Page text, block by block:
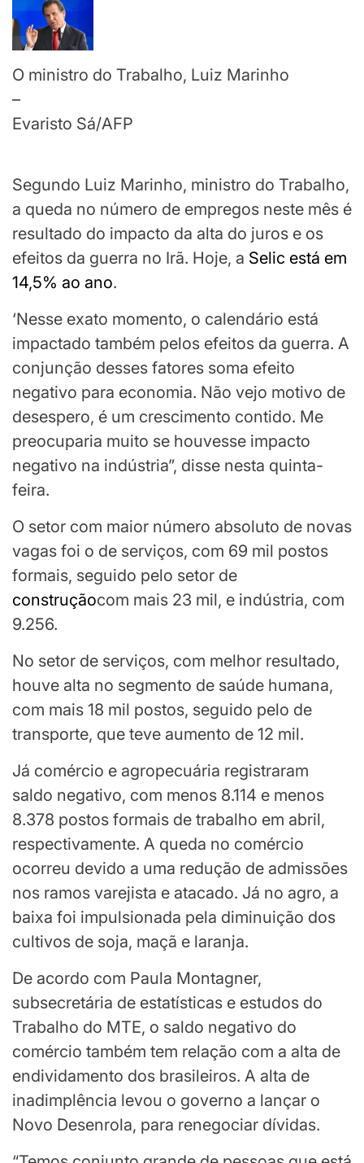
O ministro do Trabalho, Luiz Marinho
–
Evaristo Sá/AFP
Segundo Luiz Marinho, ministro do Trabalho,
a queda no número de empregos neste mês é
resultado do impacto da alta do juros e os
efeitos da guerra no Irã. Hoje, a Selic está em
14,5% ao ano.
‘Nesse exato momento, o calendário está
impactado também pelos efeitos da guerra. A
conjunção desses fatores soma efeito
negativo para economia. Não vejo motivo de
desespero, é um crescimento contido. Me
preocuparia muito se houvesse impacto
negativo na indústria”, disse nesta quinta-
feira.
O setor com maior número absoluto de novas
vagas foi o de serviços, com 69 mil postos
formais, seguido pelo setor de
construçãocom mais 23 mil, e indústria, com
9.256.
No setor de serviços, com melhor resultado,
houve alta no segmento de saúde humana,
com mais 18 mil postos, seguido pelo de
transporte, que teve aumento de 12 mil.
Já comércio e agropecuária registraram
saldo negativo, com menos 8.114 e menos
8.378 postos formais de trabalho em abril,
respectivamente. A queda no comércio
ocorreu devido a uma redução de admissões
nos ramos varejista e atacado. Já no agro, a
baixa foi impulsionada pela diminuição dos
cultivos de soja, maçã e laranja.
De acordo com Paula Montagner,
subsecretária de estatísticas e estudos do
Trabalho do MTE, o saldo negativo do
comércio também tem relação com a alta de
endividamento dos brasileiros. A alta de
inadimplência levou o governo a lançar o
Novo Desenrola, para renegociar dívidas.